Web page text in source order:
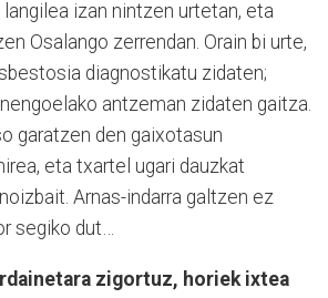
izan nintzen urtetan, eta
Osalango zerrendan. Orain bi urte,
diagnostikatu zidaten;
antzeman zidaten gaitza.
garatzen den gaixotasun
eta txartel ugari dauzkat
Arnas-indarra galtzen ez
segiko dut…
zigortuz, horiek ixtea